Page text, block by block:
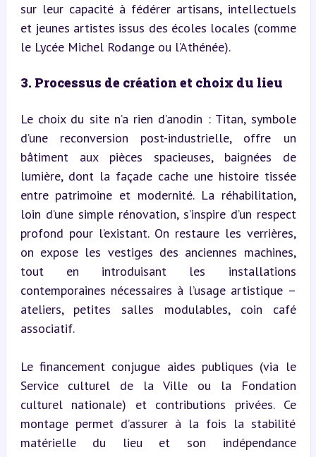
sur leur capacité à fédérer artisans, intellectuels
et jeunes artistes issus des écoles locales (comme
le Lycée Michel Rodange ou l’Athénée).
3. Processus de création et choix du lieu
Le choix du site n’a rien d’anodin : Titan, symbole
d’une reconversion post-industrielle, offre un
bâtiment aux pièces spacieuses, baignées de
lumière, dont la façade cache une histoire tissée
entre patrimoine et modernité. La réhabilitation,
loin d’une simple rénovation, s’inspire d’un respect
profond pour l’existant. On restaure les verrières,
on expose les vestiges des anciennes machines,
tout en introduisant les installations
contemporaines nécessaires à l’usage artistique –
ateliers, petites salles modulables, coin café
associatif.
Le financement conjugue aides publiques (via le
Service culturel de la Ville ou la Fondation
culturel nationale) et contributions privées. Ce
montage permet d’assurer à la fois la stabilité
matérielle du lieu et son indépendance